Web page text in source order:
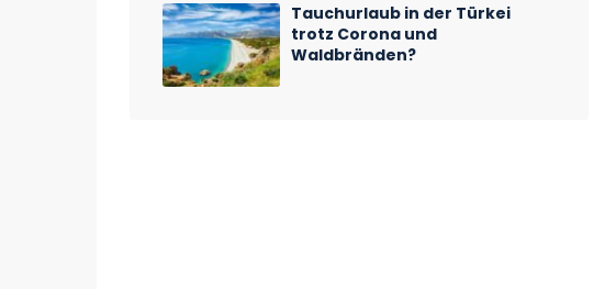
Tauchurlaub in der Türkei
trotz Corona und
Waldbränden?